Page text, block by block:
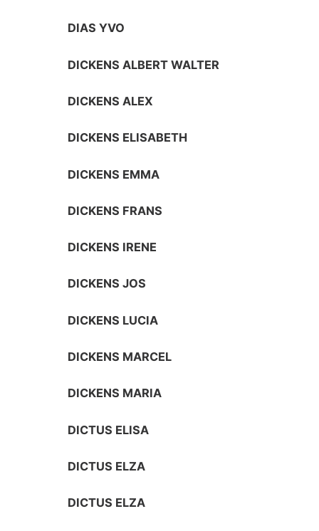
DIAS YVO
DICKENS ALBERT WALTER
DICKENS ALEX
DICKENS ELISABETH
DICKENS EMMA
DICKENS FRANS
DICKENS IRENE
DICKENS JOS
DICKENS LUCIA
DICKENS MARCEL
DICKENS MARIA
DICTUS ELISA
DICTUS ELZA
DICTUS ELZA